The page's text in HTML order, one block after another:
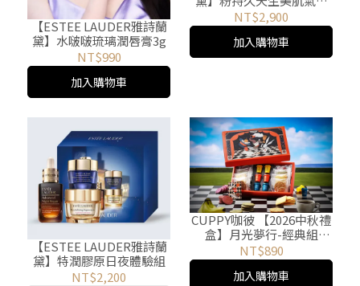
【ESTEE LAUDER雅詩蘭
黛】水啵啵琉璃潤唇膏3g
NT$990
加入購物車
粉餅PF25/PA+++ 1W1 (浪
漫開心果/愛玫心
動)Ladurée聯名
NT$2,900
加入購物車
【ESTEE LAUDER雅詩蘭
黛】特潤膠原日夜體驗組
NT$2,200
CUPPY咖彼 【2026中秋禮
盒】月光夢行-經典組
（9/14陸續出貨）
NT$890
加入購物車